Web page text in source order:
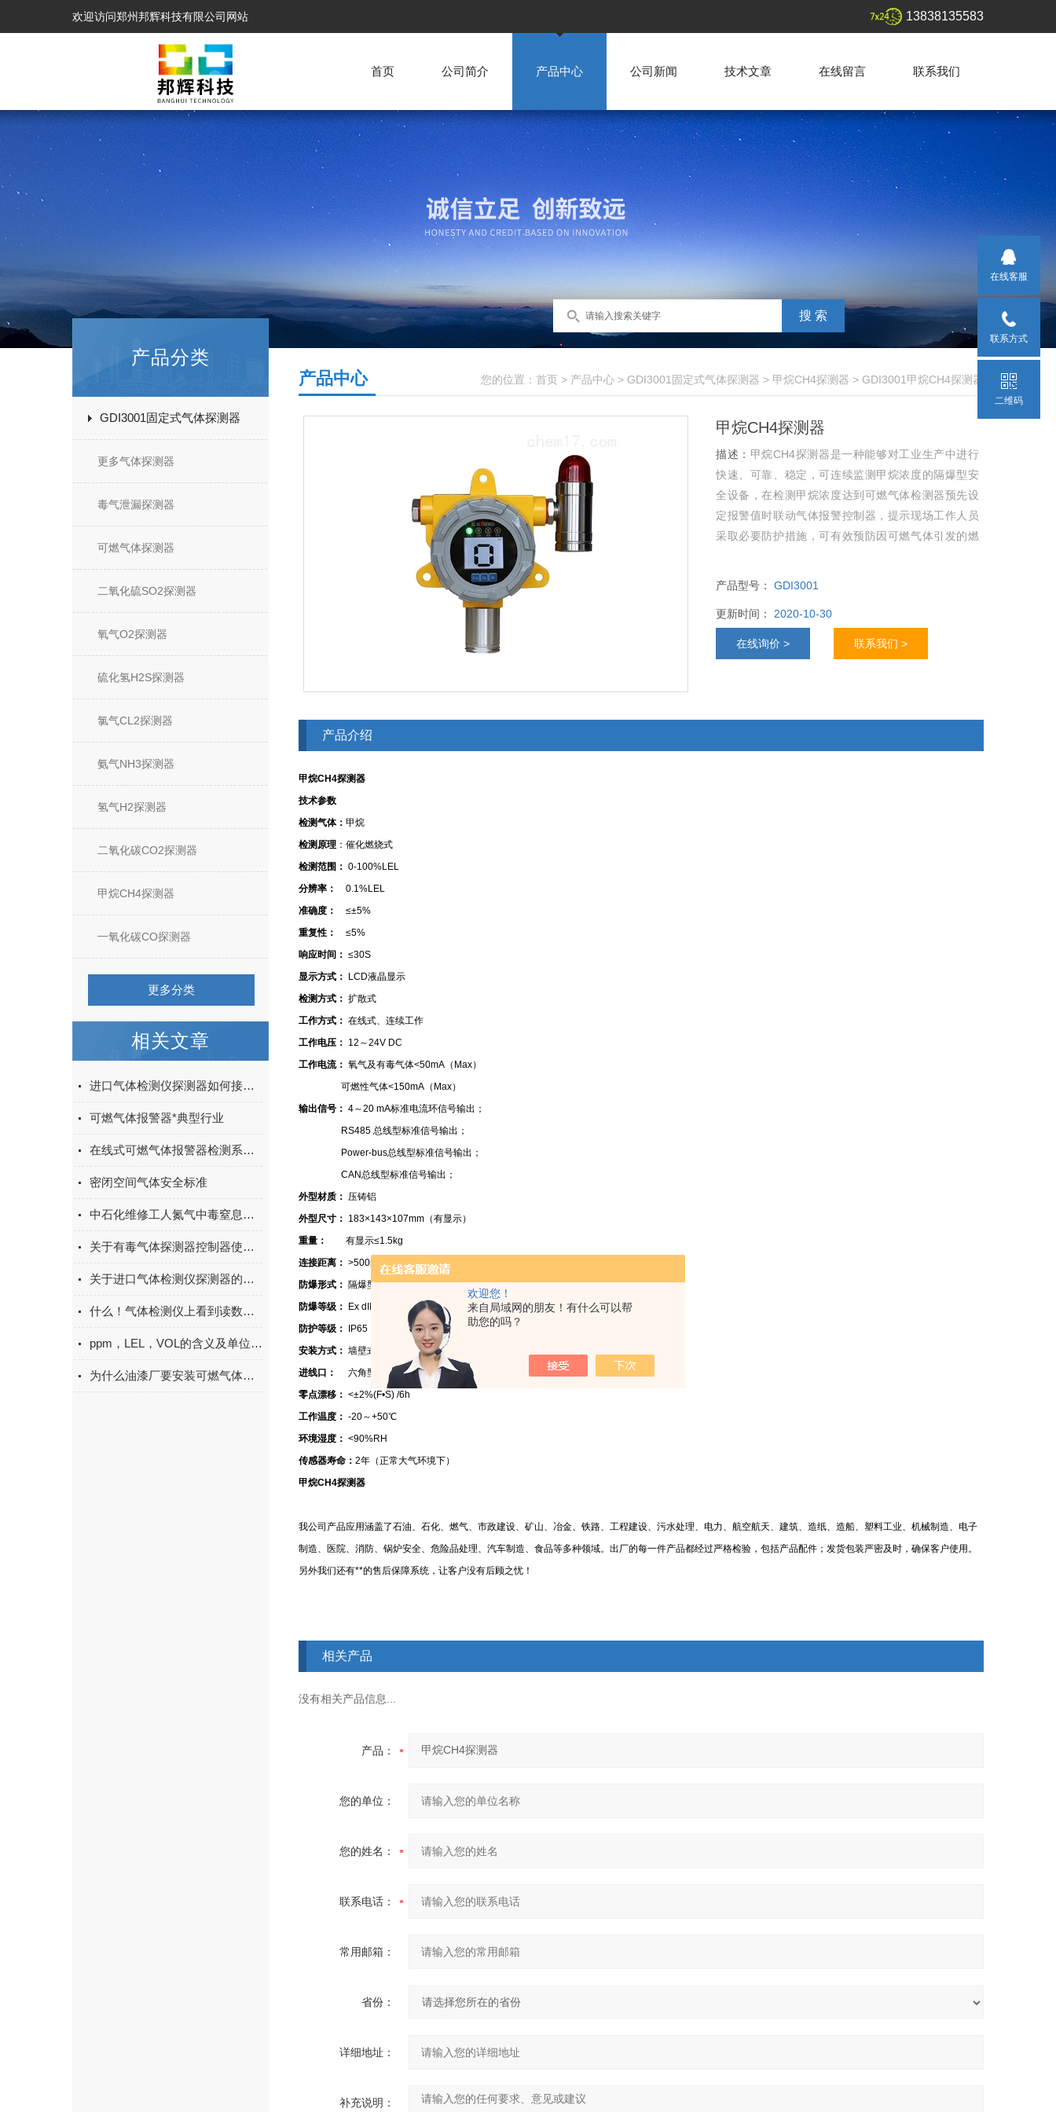
欢迎您！
来自局域网的朋友！有什么可以帮
助您的吗？
欢迎访问郑州邦辉科技有限公司网站 13838135583
首页 公司简介 产品中心 公司新闻 技术文章 在线留言 联系我们
产品分类
GDI3001固定式气体探测器
更多气体探测器
毒气泄漏探测器
可燃气体探测器
二氧化硫SO2探测器
氧气O2探测器
硫化氢H2S探测器
氯气CL2探测器
氨气NH3探测器
氢气H2探测器
二氧化碳CO2探测器
甲烷CH4探测器
一氧化碳CO探测器
更多分类
相关文章
进口气体检测仪探测器如何接线与维护，看完再操作
可燃气体报警器*典型行业
在线式可燃气体报警器检测系统响应速度快且稳定
密闭空间气体安全标准
中石化维修工人氮气中毒窒息！这危险，你也在忽视吗？
关于有毒气体探测器控制器使用的一些注意事项
关于进口气体检测仪探测器的分类及应用的介绍
什么！气体检测仪上看到读数为负？
ppm，LEL，VOL的含义及单位换算
为什么油漆厂要安装可燃气体报警器
您的位置： 首页 > 产品中心 > GDI3001固定式气体探测器 > 甲烷CH4探测器 > GDI3001甲烷CH4探测器
产品中心
甲烷CH4探测器
描述： 甲烷CH4探测器是一种能够对工业生产中进行
快速、可靠、稳定，可连续监测甲烷浓度的隔爆型安
全设备，在检测甲烷浓度达到可燃气体检测器预先设
定报警值时联动气体报警控制器，提示现场工作人员
采取必要防护措施，可有效预防因可燃气体引发的燃
产品型号： GDI3001
更新时间： 2020-10-30
在线询价 > 联系我们 >
产品介绍
甲烷CH4探测器
技术参数
检测气体： 甲烷
检测原理 ：催化燃烧式
检测范围： 0-100%LEL
分辨率：
0.1%LEL
准确度：
≤±5%
重复性：
≤5%
响应时间： ≤30S
显示方式：
LCD液晶显示
检测方式： 扩散式
工作方式： 在线式、连续工作
工作电压： 12～24V DC
工作电流： 氧气及有毒气体<50mA（Max）
可燃性气体<150mA（Max）
输出信号： 4～20 mA标准电流环信号输出；
RS485 总线型标准信号输出；
Power-bus总线型标准信号输出；
CAN总线型标准信号输出；
外型材质： 压铸铝
外型尺寸： 183×143×107mm（有显示）
重量：
有显示≤1.5kg
连接距离： >500m
防爆形式： 隔爆型
防爆等级：
Ex dII CT6
防护等级：
IP65
安装方式： 墙壁式
进线口：
六角型压紧螺母
零点漂移： <±2%(F•S) /6h
工作温度： -20～+50℃
环境湿度： <90%RH
传感器寿命： 2年（正常大气环境下）
甲烷CH4探测器
我公司产品应用涵盖了石油、石化、燃气、市政建设、矿山、冶金、铁路、工程建设、污水处理、电力、航空航天、建筑、造纸、造船、塑料工业、机械制造、电子
制造、医院、消防、锅炉安全、危险品处理、汽车制造、食品等多种领域。出厂的每一件产品都经过严格检验，包括产品配件；发货包装严密及时，确保客户使用。
另外我们还有**的售后保障系统，让客户没有后顾之忧！
相关产品
没有相关产品信息...
产品：
您的单位：
您的姓名：
联系电话：
常用邮箱：
省份：
详细地址：
补充说明：
在线客服
联系方式
二维码